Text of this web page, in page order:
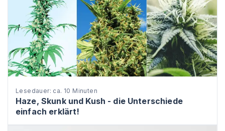
Lesedauer: ca. 10 Minuten
Haze, Skunk und Kush - die Unterschiede
einfach erklärt!